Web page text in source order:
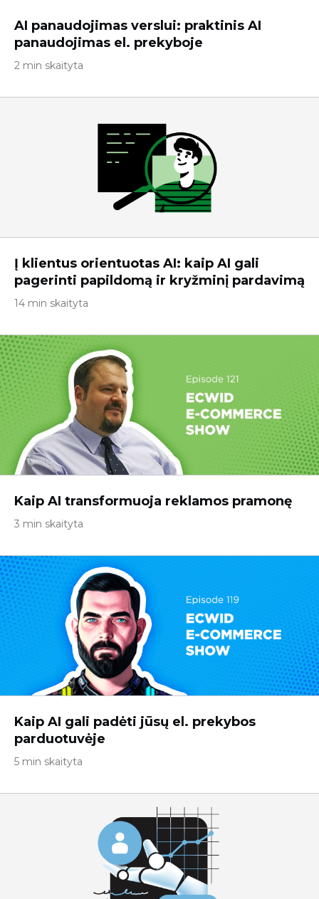
AI panaudojimas verslui: praktinis AI
panaudojimas el. prekyboje
2 min skaityta
Į klientus orientuotas AI: kaip AI gali
pagerinti papildomą ir kryžminį pardavimą
14 min skaityta
Kaip AI transformuoja reklamos pramonę
3 min skaityta
Kaip AI gali padėti jūsų el. prekybos
parduotuvėje
5 min skaityta